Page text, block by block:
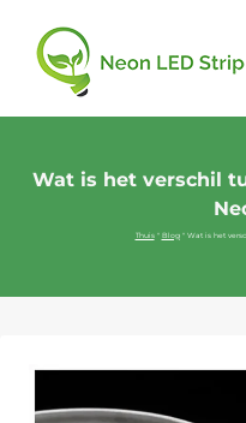
Wat is het verschil
Thuis" Blog" Wat is het